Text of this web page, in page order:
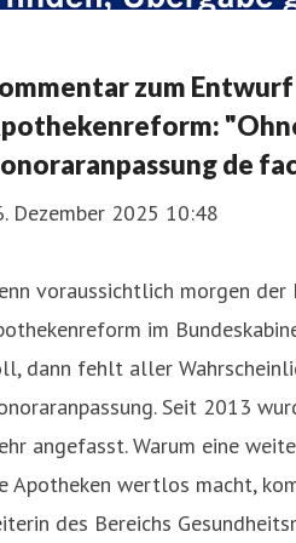
zum
de
Dezember 2025 10:48
voraussichtlich morgen der
im
dann fehlt aller
Seit 2013
angefasst. Warum eine
Apotheken wertlos macht,
des Bereichs